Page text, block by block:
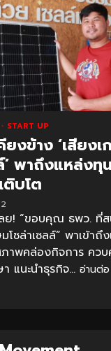
START UP
ยงข้าง ‘เสียงเ
’ พาถึงแหล่งทุ
ติบโต
ลย! “ขอบคุณ ธพว. ที่
โซล่าเซลล์” พาเข้าถึ
ภาพคล่องกิจการ คว
แนะนำธุรกิจ... อ่านต่อ